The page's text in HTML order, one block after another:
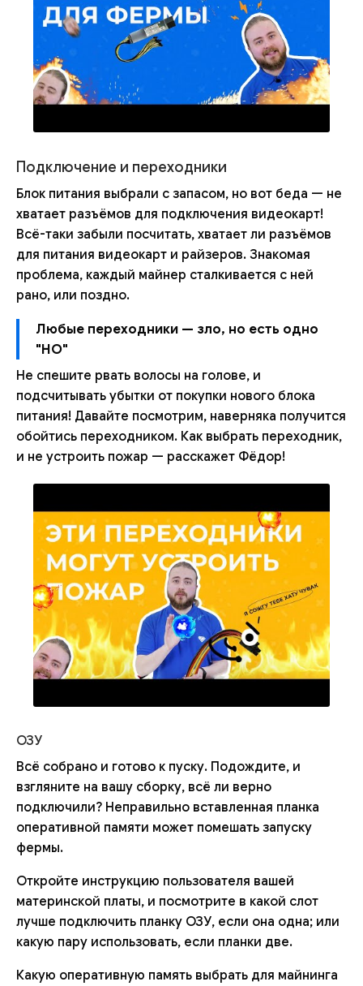
Подключение и переходники
Блок питания выбрали с запасом, но вот беда — не
хватает разъёмов для подключения видеокарт!
Всё-таки забыли посчитать, хватает ли разъёмов
для питания видеокарт и райзеров. Знакомая
проблема, каждый майнер сталкивается с ней
рано, или поздно.
Любые переходники — зло, но есть одно
"НО"
Не спешите рвать волосы на голове, и
подсчитывать убытки от покупки нового блока
питания! Давайте посмотрим, наверняка получится
обойтись переходником. Как выбрать переходник,
и не устроить пожар — расскажет Фёдор!
ОЗУ
Всё собрано и готово к пуску. Подождите, и
взгляните на вашу сборку, всё ли верно
подключили? Неправильно вставленная планка
оперативной памяти может помешать запуску
фермы.
Откройте инструкцию пользователя вашей
материнской платы, и посмотрите в какой слот
лучше подключить планку ОЗУ, если она одна; или
какую пару использовать, если планки две.
Какую оперативную память выбрать для майнинга